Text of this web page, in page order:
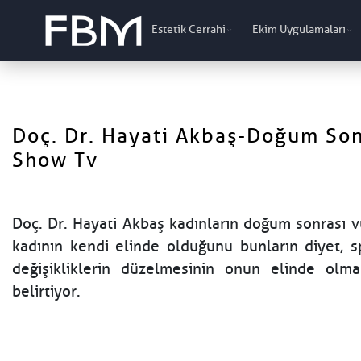
Estetik Cerrahi Ekim Uygulamaları
Doç. Dr. Hayati Akbaş-Doğum
Show Tv
Doç. Dr. Hayati Akbaş kadınların doğum
kadının kendi elinde olduğunu bunların
değişikliklerin düzelmesinin onun elinde
belirtiyor.